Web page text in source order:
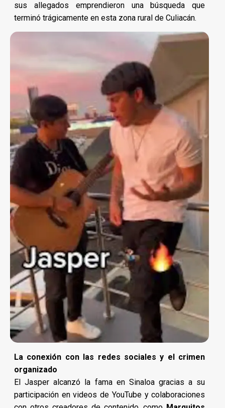
sus allegados emprendieron una búsqueda que
terminó trágicamente en esta zona rural de Culiacán.
La conexión con las redes sociales y el crimen
organizado
El Jasper alcanzó la fama en Sinaloa gracias a su
participación en videos de YouTube y colaboraciones